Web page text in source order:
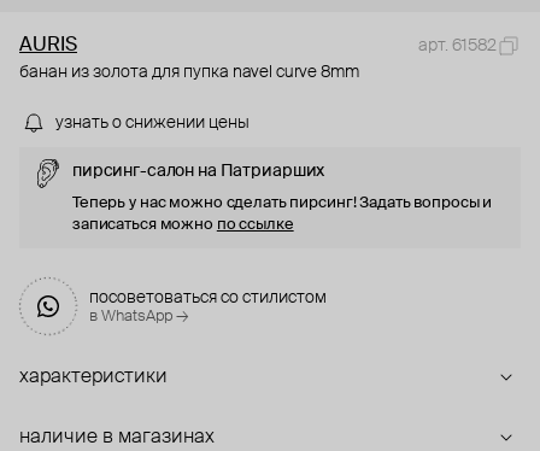
AURIS
арт. 61582
банан из золота для пупка navel curve 8mm
узнать о снижении цены
пирсинг-салон на Патриарших
Теперь у нас можно сделать пирсинг! Задать вопросы и
записаться можно по ссылке
посоветоваться со стилистом
в WhatsApp →
характеристики
наличие в магазинах